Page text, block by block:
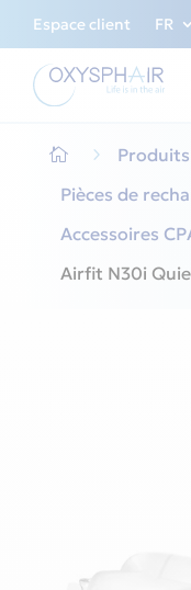
Espace client FR
 5 Produits
Pièces de
Accessoires
Airfit N30i